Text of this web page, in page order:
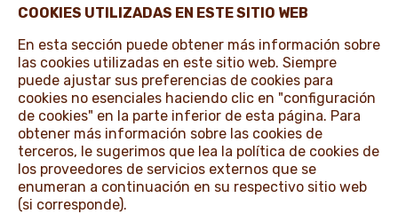
COOKIES UTILIZADAS EN ESTE SITIO WEB
En esta sección puede obtener más información sobre
las cookies utilizadas en este sitio web. Siempre
puede ajustar sus preferencias de cookies para
cookies no esenciales haciendo clic en "configuración
de cookies" en la parte inferior de esta página. Para
obtener más información sobre las cookies de
terceros, le sugerimos que lea la política de cookies de
los proveedores de servicios externos que se
enumeran a continuación en su respectivo sitio web
(si corresponde).